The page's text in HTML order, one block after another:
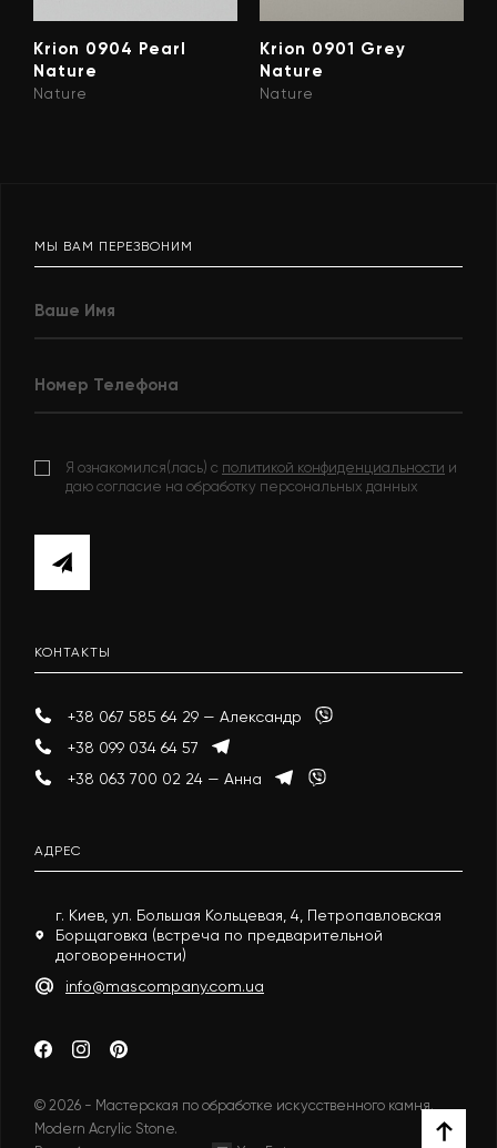
Krion 0904 Pearl
Nature
Nature
Krion 0901 Grey
Nature
Nature
МЫ ВАМ ПЕРЕЗВОНИМ
Я ознакомился(лась) с политикой конфиденциальности и
даю согласие на обработку персональных данных
КОНТАКТЫ
+38 067 585 64 29 — Александр
+38 099 034 64 57
+38 063 700 02 24 — Анна
АДРЕС
г. Киев, ул. Большая Кольцевая, 4, Петропавловская
Борщаговка (встреча по предварительной
договоренности)
info@mascompany.com.ua
© 2026 - Мастерская по обработке искусственного камня.
Modern Acrylic Stone.